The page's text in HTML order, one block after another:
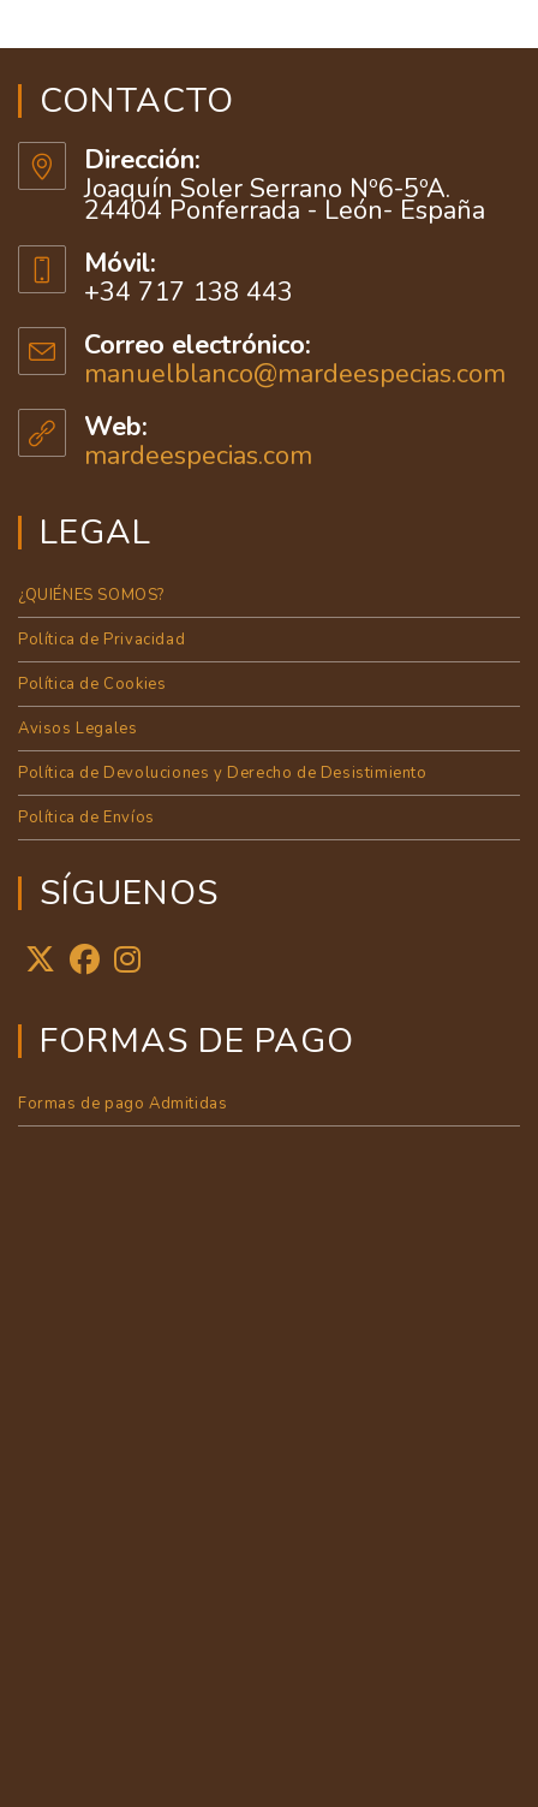
CONTACTO
Dirección:
Joaquín Soler Serrano Nº6-5ºA.
24404 Ponferrada - León- España
Móvil:
+34 717 138 443
Correo electrónico:
manuelblanco@mardeespecias.com
Web:
mardeespecias.com
LEGAL
¿QUIÉNES SOMOS?
Política de Privacidad
Política de Cookies
Avisos Legales
Política de Devoluciones y Derecho de Desistimiento
Política de Envíos
SÍGUENOS
FORMAS DE PAGO
Formas de pago Admitidas